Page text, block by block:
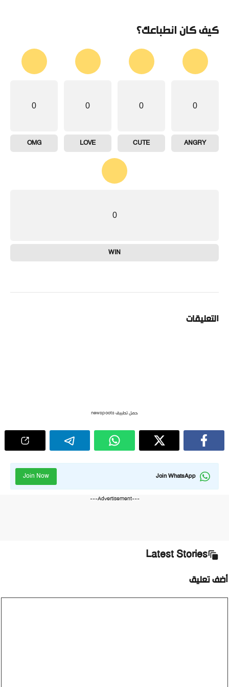
كيف كان انطباعك؟
0
ANGRY
0
CUTE
0
LOVE
0
OMG
0
WIN
التعليقات
حمل تطبيق newspoots
Join WhatsApp
Join Now
---Advertisement---
Latest Stories
أضف تعليق